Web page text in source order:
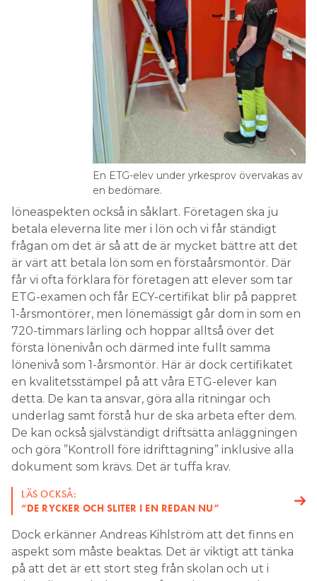
En ETG-elev under yrkesprov övervakas av
en bedömare.
löneaspekten också in såklart. Företagen ska ju
betala eleverna lite mer i lön och vi får ständigt
frågan om det är så att de är mycket bättre att det
är värt att betala lön som en förstaårsmontör. Där
får vi ofta förklara för företagen att elever som tar
ETG-examen och får ECY-certifikat blir på pappret
1-årsmontörer, men lönemässigt går dom in som en
720-timmars lärling och hoppar alltså över det
första lönenivån och därmed inte fullt samma
lönenivå som 1-årsmontör. Här är dock certifikatet
en kvalitetsstämpel på att våra ETG-elever kan
detta. De kan ta ansvar, göra alla ritningar och
underlag samt förstå hur de ska arbeta efter dem.
De kan också självständigt driftsätta anläggningen
och göra ”Kontroll före idrifttagning” inklusive alla
dokument som krävs. Det är tuffa krav.
LÄS OCKSÅ:
“DE RYCKER OCH SLITER I EN REDAN NU”
Dock erkänner Andreas Kihlström att det finns en
aspekt som måste beaktas. Det är viktigt att tänka
på att det är ett stort steg från skolan och ut i